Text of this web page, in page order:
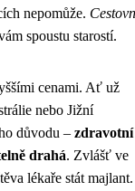
nepomůže.
spoustu starostí.
cenami. Ať už
nebo Jižní
důvodu – zdravotní
drahá. Zvlášť ve
lékaře stát majlant.